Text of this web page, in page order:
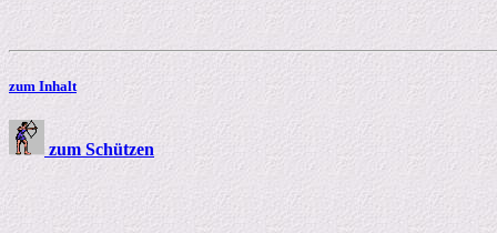
zum Inhalt
zum Schützen